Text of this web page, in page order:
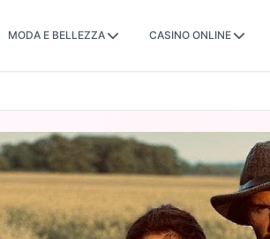
MODA E BELLEZZA CASINO ONLINE